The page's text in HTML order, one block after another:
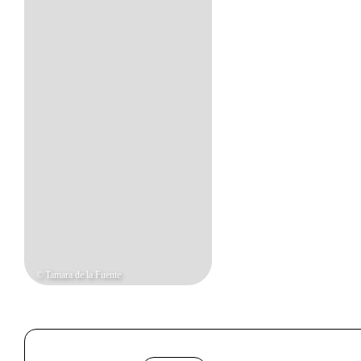
© Tamara de la Fuente
Info sobre horário e bilhetes